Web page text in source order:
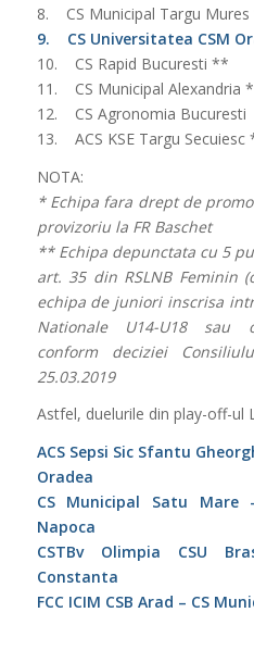
8. CS Municipal Targu Mures
9. CS Universitatea CSM
10. CS Rapid Bucuresti **
11. CS Municipal Alexandria *
12. CS Agronomia Bucuresti
13. ACS KSE Targu Secuiesc
NOTA:
* Echipa fara drept de
provizoriu la FR Baschet
** Echipa depunctata cu 5
art. 35 din RSLNB Feminin
echipa de juniori inscrisa
Nationale U14-U18 sau
conform deciziei
25.03.2019
Astfel, duelurile din play-off-ul
ACS Sepsi Sic Sfantu
Oradea
CS Municipal Satu Mare
Napoca
CSTBv Olimpia CSU
Constanta
FCC ICIM CSB Arad – CS